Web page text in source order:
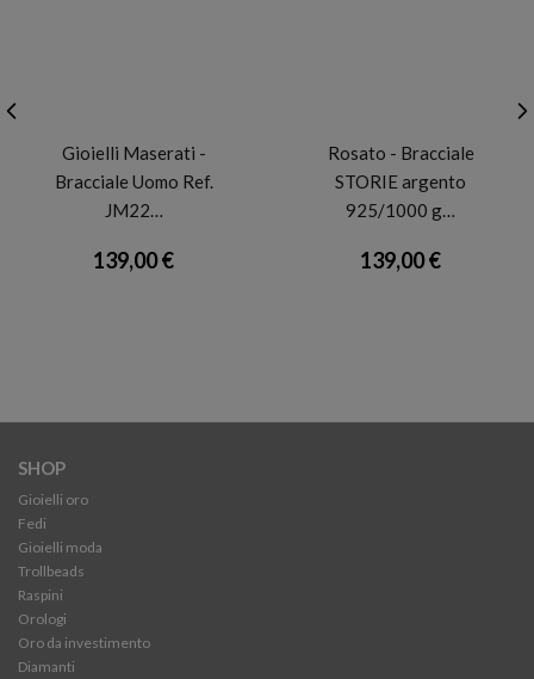
Gioielli Maserati -
Bracciale Uomo Ref.
JM22…
139,00 €
Rosato - Bracciale
STORIE argento
925/1000 g…
139,00 €
SHOP
Gioielli oro
Fedi
Gioielli moda
Trollbeads
Raspini
Orologi
Oro da investimento
Diamanti